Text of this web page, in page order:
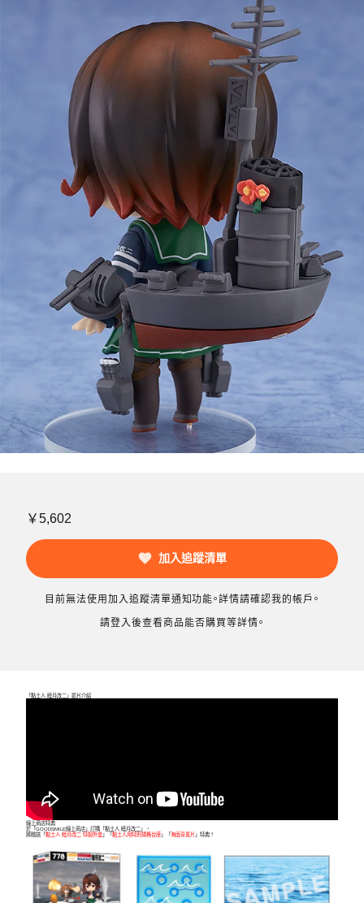
￥5,602
加入追蹤清單
目前無法使用加入追蹤清單通知功能。詳情請確認我的帳戶。
請登入後查看商品能否購買等詳情。
「黏土人 睦月改二」影片介紹
線上商店特典
於「GOODSMILE線上商店」訂購「黏土人 睦月改二」，
將贈送「黏土人 睦月改二 特製外盒」「黏土人用特別規格台座」「海面背景片 」特典！